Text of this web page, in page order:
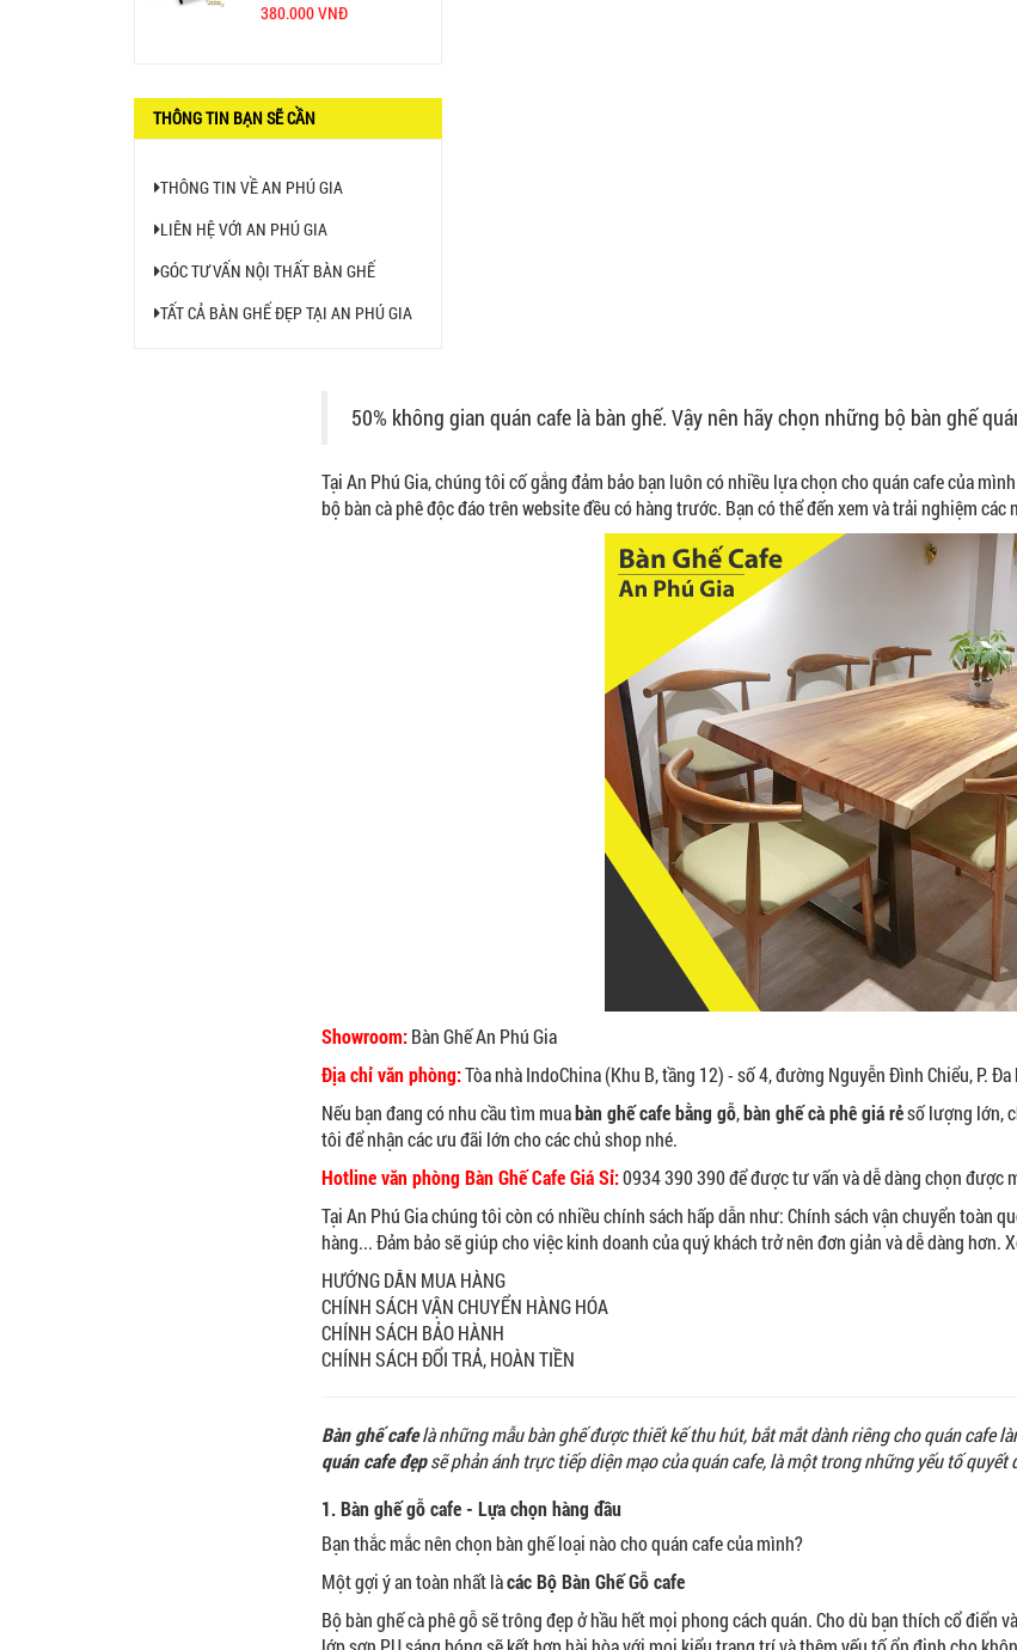
380.000 VNĐ
MÃ SỐ: BCF01
650.000 VNĐ
THÔNG TIN BẠN SẼ CẦN
THÔNG TIN VỀ AN PHÚ GIA
LIÊN HỆ VỚI AN PHÚ GIA
GÓC TƯ VẤN NỘI THẤT BÀN GHẾ
TẤT CẢ BÀN GHẾ ĐẸP TẠI AN PHÚ GIA
50% không gian quán cafe là bàn ghế. Vậy nên hãy chọn những bộ bàn ghế
Tại An Phú Gia, chúng tôi cố gắng đảm bảo bạn luôn có nhiều lựa chọn cho quán cafe của
bộ bàn cà phê độc đáo trên website đều có hàng trước. Bạn có thể đến xem và trải nghiệm
Showroom:Bàn Ghế An Phú Gia
Địa chỉ văn phòng:Tòa nhà IndoChina (Khu B, tầng 12) - số 4, đường Nguyễn Đình Chiểu, P. Đa
Nếu bạn đang có nhu cầu tìm muabàn ghế cafe bằng gỗ,bàn ghế cà phê giá rẻsố lượng lớn,
tôi để nhận các ưu đãi lớn cho các chủ shop nhé.
Hotline văn phòng Bàn Ghế Cafe Giá Sỉ:0934 390 390 để được tư vấn và dễ dàng chọn được
Tại An Phú Gia chúng tôi còn có nhiều chính sách hấp dẫn như: Chính sách vận chuyển toàn
hàng... Đảm bảo sẽ giúp cho việc kinh doanh của quý khách trở nên đơn giản và dễ dàng hơn.
HƯỚNG DẪN MUA HÀNG
CHÍNH SÁCH VẬN CHUYỂN HÀNG HÓA
CHÍNH SÁCH BẢO HÀNH
CHÍNH SÁCH ĐỔI TRẢ, HOÀN TIỀN
Bàn ghế cafelà những mẫu bàn ghế được thiết kế thu hút, bắt mắt dành riêng cho quán cafe
quán cafe đẹpsẽ phản ánh trực tiếp diện mạo của quán cafe, là một trong những yếu tố
1. Bàn ghế gỗ cafe - Lựa chọn hàng đầu
Bạn thắc mắc nên chọn bàn ghế loại nào cho quán cafe của mình?
Một gợi ý an toàn nhất làcác Bộ Bàn Ghế Gỗ cafe
Bộ bàn ghế cà phê gỗ sẽ trông đẹp ở hầu hết mọi phong cách quán. Cho dù bạn thích cổ